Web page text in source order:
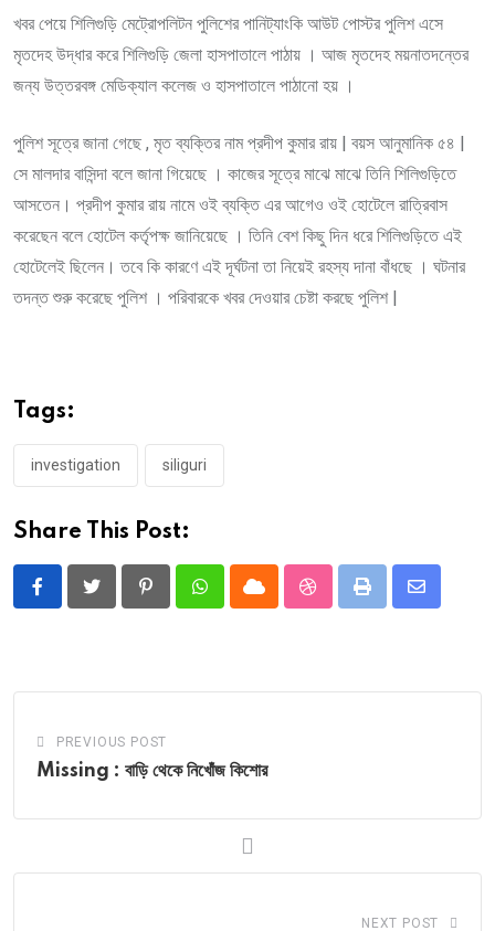
খবর পেয়ে শিলিগুড়ি মেট্রোপলিটন পুলিশের পানিট্যাংকি আউট পোস্টর পুলিশ এসে
মৃতদেহ উদ্ধার করে শিলিগুড়ি জেলা হাসপাতালে পাঠায় । আজ মৃতদেহ ময়নাতদন্তের
জন্য উত্তরবঙ্গ মেডিক্যাল কলেজ ও হাসপাতালে পাঠানো হয় ।
পুলিশ সূত্রে জানা গেছে , মৃত ব্যক্তির নাম প্রদীপ কুমার রায় | বয়স আনুমানিক ৫৪ |
সে মালদার বাসিন্দা বলে জানা গিয়েছে । কাজের সূত্রে মাঝে মাঝে তিনি শিলিগুড়িতে
আসতেন। প্রদীপ কুমার রায় নামে ওই ব্যক্তি এর আগেও ওই হোটেলে রাত্রিবাস
করেছেন বলে হোটেল কর্তৃপক্ষ জানিয়েছে । তিনি বেশ কিছু দিন ধরে শিলিগুড়িতে এই
হোটেলেই ছিলেন। তবে কি কারণে এই দূর্ঘটনা তা নিয়েই রহস্য দানা বাঁধছে । ঘটনার
তদন্ত শুরু করেছে পুলিশ । পরিবারকে খবর দেওয়ার চেষ্টা করছে পুলিশ |
Tags:
investigation siliguri
Share This Post:
PinterestWhatsappCloud StumbleUpon
Print
Share
PREVIOUS POST
Missing : বাড়ি থেকে নিখোঁজ কিশোর
NEXT POST